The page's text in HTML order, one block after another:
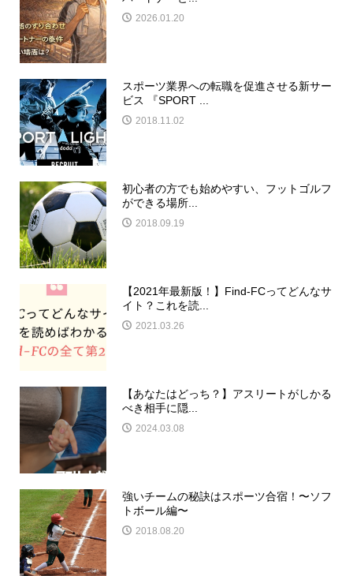
2026.01.20
スポーツ業界への転職を促進させる新サー
ビス 『SPORT ...
2018.11.02
初心者の方でも始めやすい、フットゴルフ
ができる場所...
2018.09.19
【2021年最新版！】Find-FCってどんなサ
イト？これを読...
2021.03.26
【あなたはどっち？】アスリートがしかる
べき相手に隠...
2024.03.08
強いチームの秘訣はスポーツ合宿！〜ソフ
トボール編〜
2018.08.20